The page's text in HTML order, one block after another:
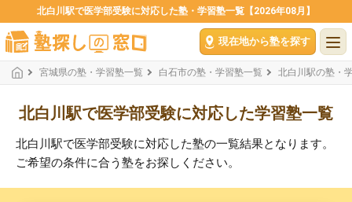
北白川駅で医学部受験に対応した塾・学習塾一覧【2026年08月】
現在地から塾を探す
宮城県の塾・学習塾一覧 白石市の塾・学習塾一覧 北白川駅の塾・
北白川駅で医学部受験に対応した学習塾一覧
北白川駅で医学部受験に対応した塾の一覧結果となります。
ご希望の条件に合う塾をお探しください。